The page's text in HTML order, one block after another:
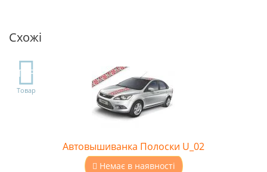
Схожі
TOP
Товар
Автовышиванка Полоски U_02
Немає в наявності